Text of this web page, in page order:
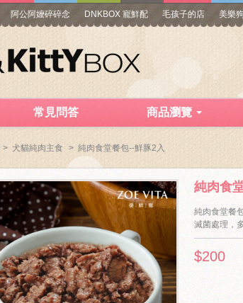
阿公阿嬤碎碎念 DNKBOX 寵鮮配 毛孩子的店 美樂
常見問答 商品瀏覽
> 犬貓純肉主食 > 純肉食堂餐包--鮮豚2入
純肉食
純肉食堂餐
滅菌處理，
$200